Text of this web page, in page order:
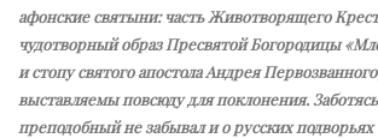
афонские святыни: часть Животворящего
чудотворный образ Пресвятой Богородицы
и стопу святого апостола Андрея
выставляемы повсюду для поклонения.
преподобный не забывал и о русских подворьях